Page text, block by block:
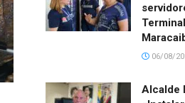
06/08/
Alcalde